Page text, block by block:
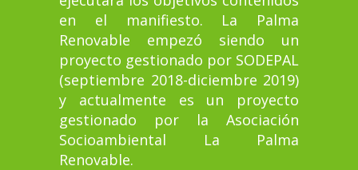
en el manifiesto. La Palma
Renovable empezó siendo un
proyecto gestionado por SODEPAL
(septiembre 2018-diciembre 2019)
y actualmente es un proyecto
gestionado por la Asociación
Socioambiental La Palma
Renovable.